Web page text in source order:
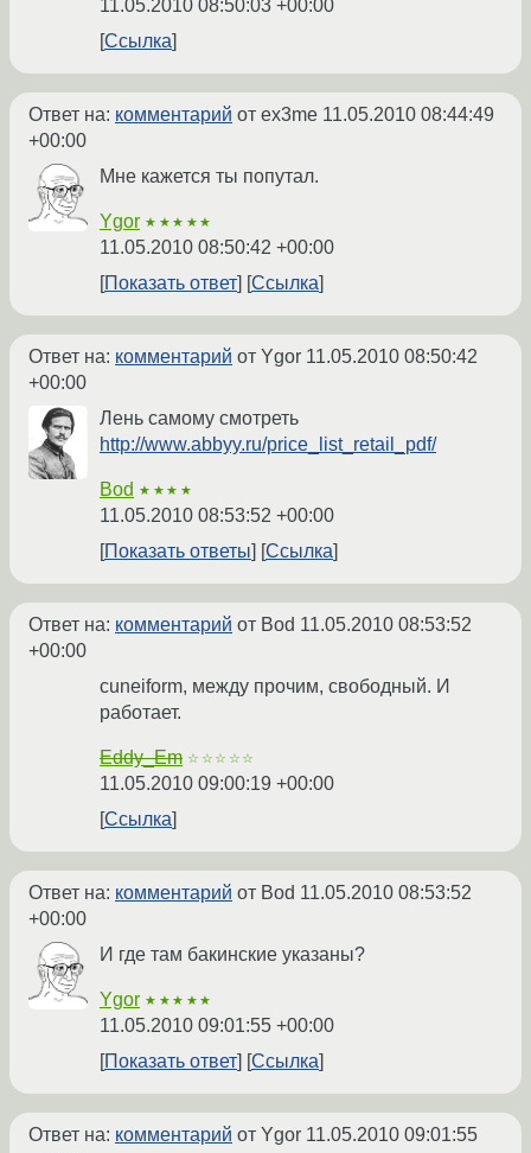
11.05.2010 08:50:03 +00:00
Ссылка
Ответ на: комментарий от ex3me 11.05.2010 08:44:49
+00:00
Мне кажется ты попутал.
Ygor ★★★★★
11.05.2010 08:50:42 +00:00
Показать ответ
Ссылка
Ответ на: комментарий от Ygor 11.05.2010 08:50:42
+00:00
Лень самому смотреть
http://www.abbyy.ru/price_list_retail_pdf/
Bod ★★★★
11.05.2010 08:53:52 +00:00
Показать ответы
Ссылка
Ответ на: комментарий от Bod 11.05.2010 08:53:52
+00:00
cuneiform, между прочим, свободный. И
работает.
Eddy_Em ☆☆☆☆☆
11.05.2010 09:00:19 +00:00
Ссылка
Ответ на: комментарий от Bod 11.05.2010 08:53:52
+00:00
И где там бакинские указаны?
Ygor ★★★★★
11.05.2010 09:01:55 +00:00
Показать ответ
Ссылка
Ответ на: комментарий от Ygor 11.05.2010 09:01:55